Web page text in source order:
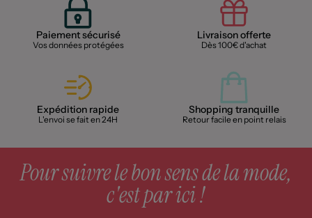
Paiement sécurisé
Vos données protégées
Livraison offerte
Dès 100€ d'achat
Expédition rapide
L'envoi se fait en 24H
Shopping tranquille
Retour facile en point relais
Pour suivre le bon sens de la mode,
c'est par ici !